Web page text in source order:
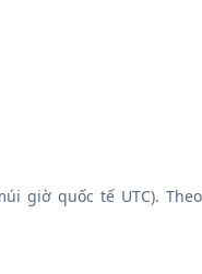
giờ quốc tế UTC).